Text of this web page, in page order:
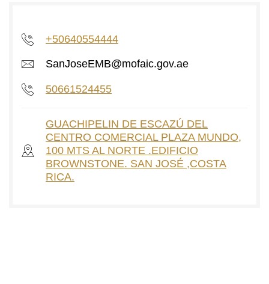
+50640554444
SanJoseEMB@mofaic.gov.ae
50661524455
GUACHIPELIN DE ESCAZÚ DEL
CENTRO COMERCIAL PLAZA MUNDO,
100 MTS AL NORTE .EDIFICIO
BROWNSTONE. SAN JOSÉ ,COSTA
RICA.